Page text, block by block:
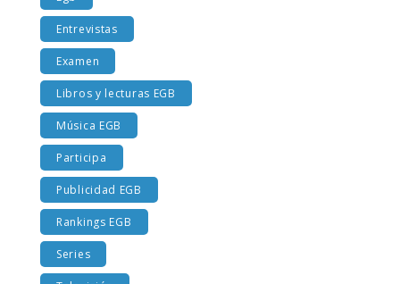
Egb
Entrevistas
Examen
Libros y lecturas EGB
Música EGB
Participa
Publicidad EGB
Rankings EGB
Series